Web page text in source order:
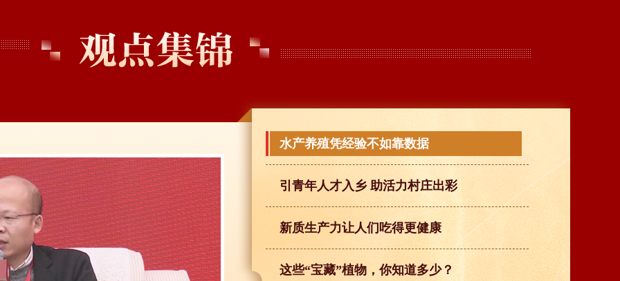
水产养殖凭经验不如靠数据
引青年人才入乡 助活力村庄出彩
新质生产力让人们吃得更健康
这些“宝藏”植物，你知道多少？